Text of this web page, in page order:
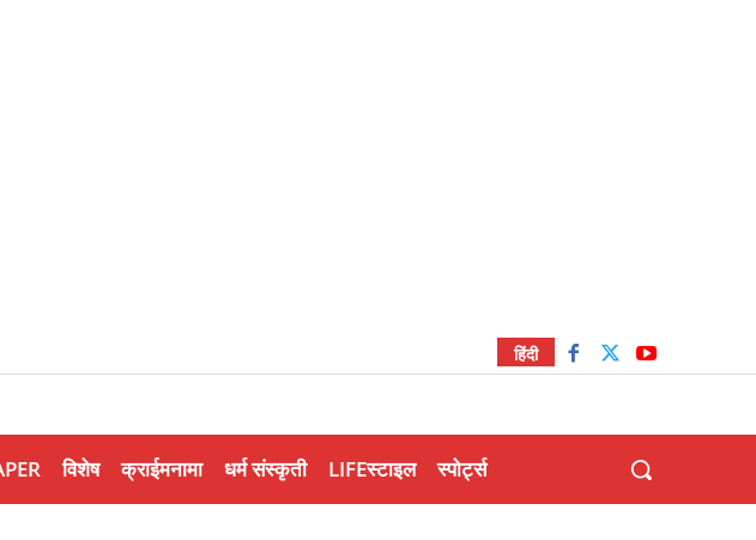
हिंदी
विशेष क्राईमनामा धर्म संस्कृती LIFEस्टाइल स्पोर्ट्स